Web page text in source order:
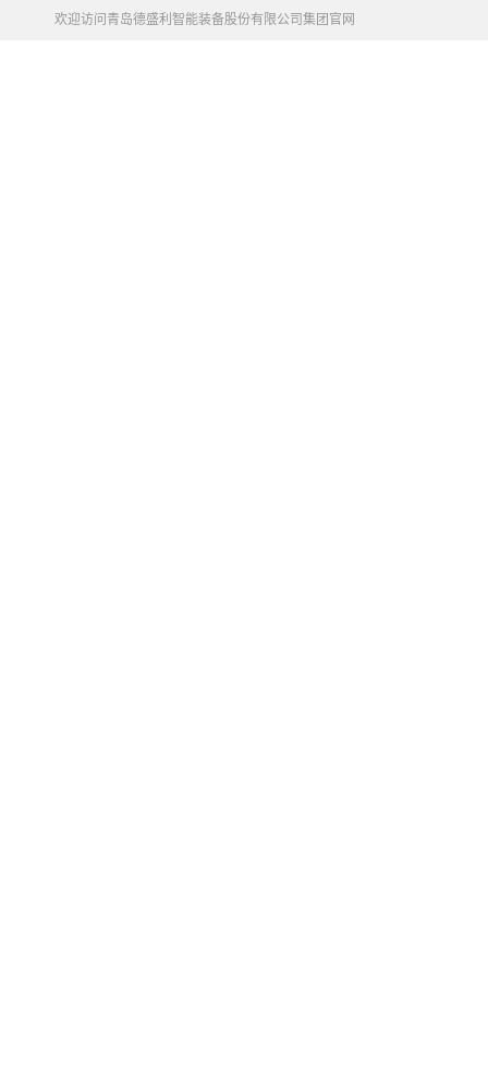
欢迎访问青岛德盛利智能装备股份有限公司集团官网